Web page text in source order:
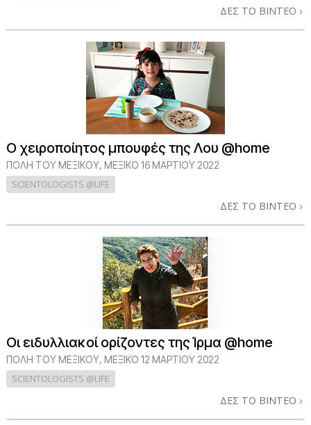
ΔΕΣ ΤΟ ΒΙΝΤΕΟ
Ο χειροποίητος μπουφές της Λου @home
ΠΌΛΗ ΤΟΥ ΜΕΞΙΚΟΎ, ΜΕΞΙΚΌ 16 ΜΑΡΤΙΟΥ 2022
SCIENTOLOGISTS @LIFE
ΔΕΣ ΤΟ ΒΙΝΤΕΟ
Οι ειδυλλιακοί ορίζοντες της Ίρμα @home
ΠΌΛΗ ΤΟΥ ΜΕΞΙΚΟΎ, ΜΕΞΙΚΌ 12 ΜΑΡΤΙΟΥ 2022
SCIENTOLOGISTS @LIFE
ΔΕΣ ΤΟ ΒΙΝΤΕΟ